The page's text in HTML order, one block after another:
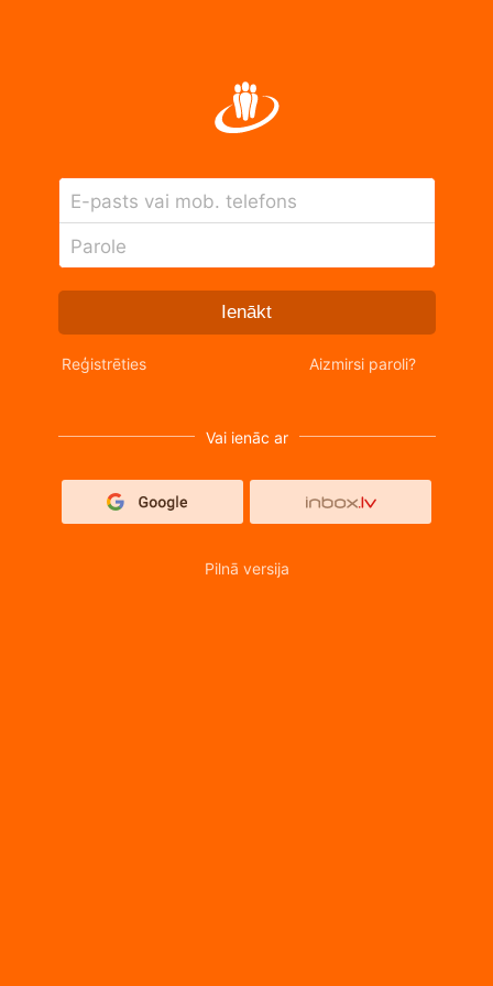
E-pasts vai mob. telefons
Parole
Ienākt
Reģistrēties Aizmirsi paroli?
Vai ienāc ar
Pilnā versija